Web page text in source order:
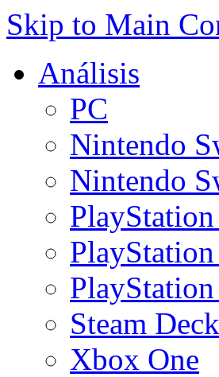
Skip to Main
Análisis
PC
Nintendo
Nintendo
Steam Deck
Xbox One